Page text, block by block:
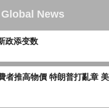
News
政添变数
者推高物價 特朗普打亂章